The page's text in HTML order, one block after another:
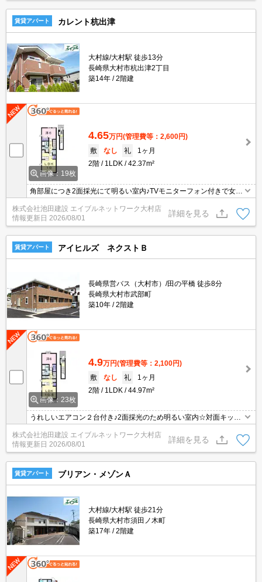
賃貸アパート カレント杭出津
大村線/大村駅 徒歩13分
長崎県大村市杭出津2丁目
築14年
2階建
画像：19枚
4.65万円(管理費等：2,600円)
敷
なし 礼
1ヶ月
2階
1LDK 42.37m²
角部屋につき2面採光にて明るい室内♪TVモニターフォン付きで女性
も安心のセキュリティーです(^^♪スッキリとした間取で単身の方に
もおススメです☆
株式会社池田建設 エイブルネットワーク大村店
情報更新日 2026/08/01
詳細を見る
賃貸アパート アイヒルズ ネクストＢ
長崎県営バス（大村市）/田の平橋 徒歩8分
長崎県大村市武部町
築10年
2階建
画像：23枚
4.9万円(管理費等：2,100円)
敷
なし 礼
1ヶ月
2階
1LDK 44.97m²
うれしいエアコン２台付き♪2面採光のため明るい室内☆対面キッチ
株式会社池田建設 エイブルネットワーク大村店
情報更新日 2026/08/01
詳細を見る
賃貸アパート ブリアン・メゾンＡ
大村線/大村駅 徒歩21分
長崎県大村市須田ノ木町
築17年
2階建